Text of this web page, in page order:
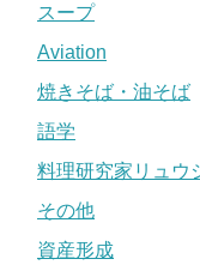
スープ
Aviation
焼きそば・油そば
語学
料理研究家リュウ
その他
資産形成